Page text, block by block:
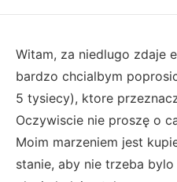
Witam, za niedlugo zdaje
bardzo chcialbym
5 tysiecy), ktore
Oczywiscie nie proszę o
Moim marzeniem jest
stanie, aby nie trzeba